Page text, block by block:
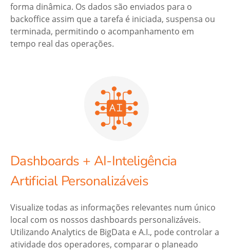
forma dinâmica. Os dados são enviados para o
backoffice assim que a tarefa é iniciada, suspensa ou
terminada, permitindo o acompanhamento em
tempo real das operações.
Dashboards + AI-Inteligência
Artificial Personalizáveis
Visualize todas as informações relevantes num único
local com os nossos dashboards personalizáveis.
Utilizando Analytics de BigData e A.I., pode controlar a
atividade dos operadores, comparar o planeado